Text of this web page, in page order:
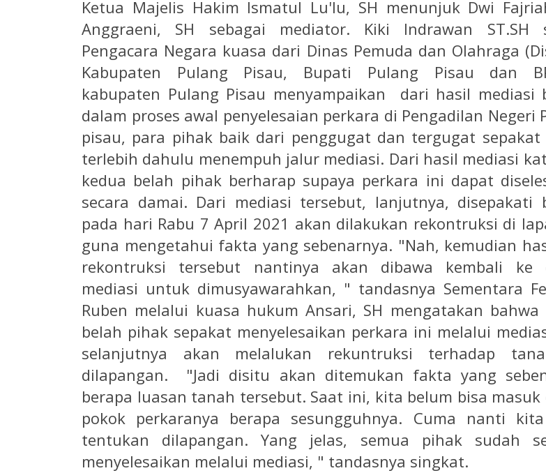
Ketua Majelis Hakim Ismatul Lu'lu, SH menunjuk Dwi
Anggraeni, SH sebagai mediator. Kiki Indrawan ST.SH
Pengacara Negara kuasa dari Dinas Pemuda dan Olahraga
Kabupaten Pulang Pisau, Bupati Pulang Pisau dan
kabupaten Pulang Pisau menyampaikan dari hasil mediasi
dalam proses awal penyelesaian perkara di Pengadilan Negeri
pisau, para pihak baik dari penggugat dan tergugat
terlebih dahulu menempuh jalur mediasi. Dari hasil mediasi
kedua belah pihak berharap supaya perkara ini dapat
secara damai. Dari mediasi tersebut, lanjutnya, disepakati
pada hari Rabu 7 April 2021 akan dilakukan rekontruksi di
guna mengetahui fakta yang sebenarnya. "Nah, kemudian
rekontruksi tersebut nantinya akan dibawa kembali ke
mediasi untuk dimusyawarahkan, " tandasnya Sementara
Ruben melalui kuasa hukum Ansari, SH mengatakan bahwa
belah pihak sepakat menyelesaikan perkara ini melalui
selanjutnya akan melalukan rekuntruksi terhadap
dilapangan. "Jadi disitu akan ditemukan fakta yang
berapa luasan tanah tersebut. Saat ini, kita belum bisa masuk
pokok perkaranya berapa sesungguhnya. Cuma nanti
tentukan dilapangan. Yang jelas, semua pihak sudah
menyelesaikan melalui mediasi, " tandasnya singkat.